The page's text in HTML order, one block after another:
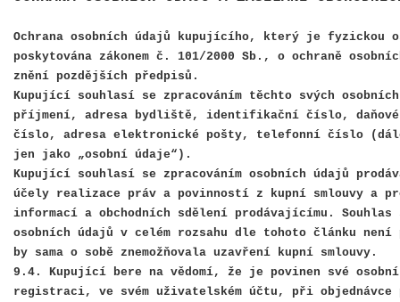
Ochrana osobních údajů kupujícího, který je fyzickou
poskytována zákonem č. 101/2000 Sb., o ochraně
znění pozdějších předpisů.
Kupující souhlasí se zpracováním těchto svých
příjmení, adresa bydliště, identifikační číslo,
číslo, adresa elektronické pošty, telefonní číslo
jen jako „osobní údaje“).
Kupující souhlasí se zpracováním osobních údajů
účely realizace práv a povinností z kupní smlouvy a
informací a obchodních sdělení prodávajícímu. Souhlas
osobních údajů v celém rozsahu dle tohoto článku není
by sama o sobě znemožňovala uzavření kupní smlouvy.
9.4. Kupující bere na vědomí, že je povinen své
registraci, ve svém uživatelském účtu, při objednávce